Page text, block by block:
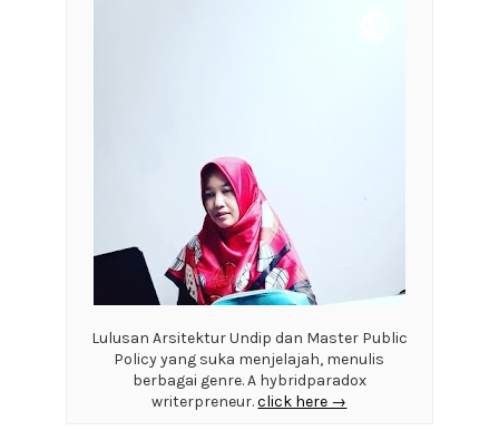
Lulusan Arsitektur Undip dan Master Public
Policy yang suka menjelajah, menulis
berbagai genre. A hybridparadox
writerpreneur.click here →